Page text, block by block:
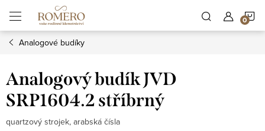
obsah
Analogové budíky
Analogový budík JVD
SRP1604.2 stříbrný
quartzový strojek, arabská čísla